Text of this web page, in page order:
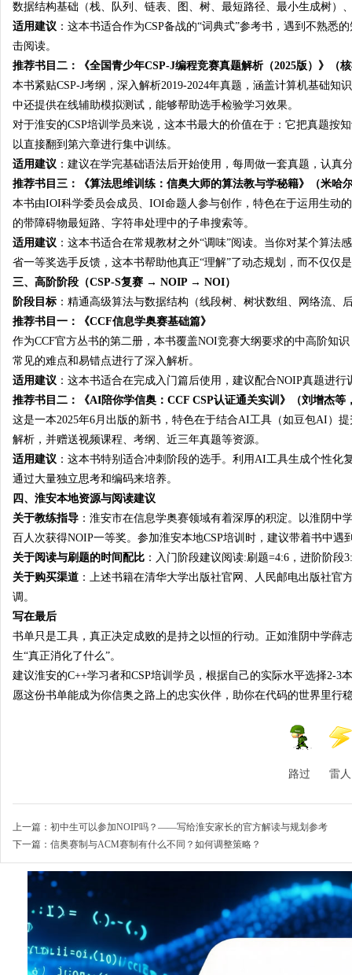
数据结构基础（栈、队列、链表、图、树、最短路径、最小生成树）
适用建议 ：这本书适合作为CSP备战的“词典式”参考书，遇到不熟悉
击阅读。
推荐书目二：《全国青少年CSP-J编程竞赛真题解析（2025版）》（
本书紧贴CSP-J考纲，深入解析2019-2024年真题，涵盖计算机基础
中还提供在线辅助模拟测试，能够帮助选手检验学习效果。
对于淮安的CSP培训学员来说，这本书最大的价值在于：它把真题按
以直接翻到第六章进行集中训练。
适用建议 ：建议在学完基础语法后开始使用，每周做一套真题，认
推荐书目三：《算法思维训练：信奥大师的算法教与学秘籍》（米哈
本书由IOI科学委员会成员、IOI命题人参与创作，特色在于运用生动
的带障碍物最短路、字符串处理中的子串搜索等。
适用建议 ：这本书适合在常规教材之外“调味”阅读。当你对某个算
省一等奖选手反馈，这本书帮助他真正“理解”了动态规划，而不仅仅
三、高阶阶段（CSP-S复赛 → NOIP → NOI）
阶段目标 ：精通高级算法与数据结构（线段树、树状数组、网络流
推荐书目一：《CCF信息学奥赛基础篇》
作为CCF官方丛书的第二册，本书覆盖NOI竞赛大纲要求的中高阶知
常见的难点和易错点进行了深入解析。
适用建议 ：这本书适合在完成入门篇后使用，建议配合NOIP真题进
推荐书目二：《AI陪你学信奥：CCF CSP认证通关实训》（刘增杰等
这是一本2025年6月出版的新书，特色在于结合AI工具（如豆包AI）
解析，并赠送视频课程、考纲、近三年真题等资源。
适用建议 ：这本书特别适合冲刺阶段的选手。利用AI工具生成个性
通过大量独立思考和编码来培养。
四、淮安本地资源与阅读建议
关于教练指导 ：淮安市在信息学奥赛领域有着深厚的积淀。以淮阴
百人次获得NOIP一等奖。参加淮安本地CSP培训时，建议带着书中
关于阅读与刷题的时间配比 ：入门阶段建议阅读:刷题=4:6，进阶阶段
关于购买渠道 ：上述书籍在清华大学出版社官网、人民邮电出版社
调。
写在最后
书单只是工具，真正决定成败的是持之以恒的行动。正如淮阴中学薛
生“真正消化了什么”。
建议淮安的C++学习者和CSP培训学员，根据自己的实际水平选择2-
愿这份书单能成为你信奥之路上的忠实伙伴，助你在代码的世界里行
路过 雷人
上一篇： 初中生可以参加NOIP吗？——写给淮安家长的官方解读与规划参考
下一篇： 信奥赛制与ACM赛制有什么不同？如何调整策略？